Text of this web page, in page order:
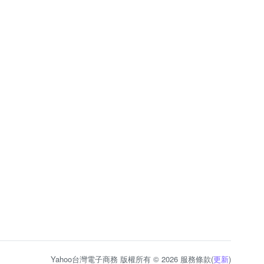
Yahoo台灣電子商務 版權所有 © 2026 服務條款(更新)